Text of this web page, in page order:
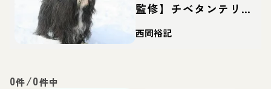
監修】チベタンテリア
ってどんな犬？性格・
特徴・育て方・迎え方
西岡裕記
0件/0件中